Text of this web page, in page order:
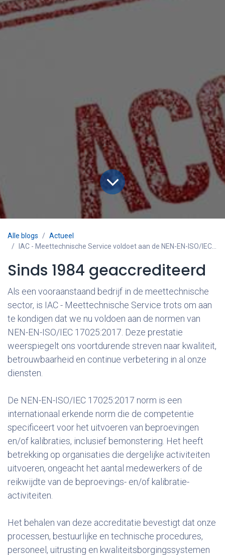
Alle blogs
Actueel
IAC - Meettechnische Service voldoet aan de NEN-EN-ISO/IEC 17025:2017
Sinds 1984 geaccrediteerd
Als een vooraanstaand bedrijf in de meettechnische
sector, is IAC - Meettechnische Service trots om aan
te kondigen dat we nu voldoen aan de normen van
NEN-EN-ISO/IEC 17025:2017. Deze prestatie
weerspiegelt ons voortdurende streven naar kwaliteit,
betrouwbaarheid en continue verbetering in al onze
diensten.
De NEN-EN-ISO/IEC 17025:2017 norm is een
internationaal erkende norm die de competentie
specificeert voor het uitvoeren van beproevingen
en/of kalibraties, inclusief bemonstering. Het heeft
betrekking op organisaties die dergelijke activiteiten
uitvoeren, ongeacht het aantal medewerkers of de
reikwijdte van de beproevings- en/of kalibratie-
activiteiten.
Het behalen van deze accreditatie bevestigt dat onze
processen, bestuurlijke en technische procedures,
personeel, uitrusting en kwaliteitsborgingssystemen